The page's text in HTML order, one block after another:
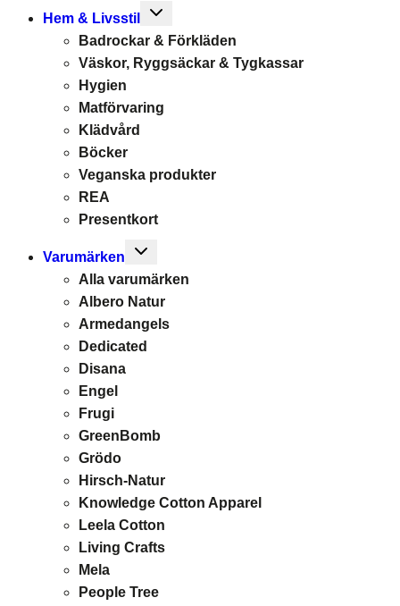
Hem & Livsstil
Toggle
menu
Badrockar & Förkläden
Väskor, Ryggsäckar & Tygkassar
Hygien
Matförvaring
Klädvård
Böcker
Veganska produkter
REA
Presentkort
Varumärken
Toggle
menu
Alla varumärken
Albero Natur
Armedangels
Dedicated
Disana
Engel
Frugi
GreenBomb
Grödo
Hirsch-Natur
Knowledge Cotton Apparel
Leela Cotton
Living Crafts
Mela
People Tree